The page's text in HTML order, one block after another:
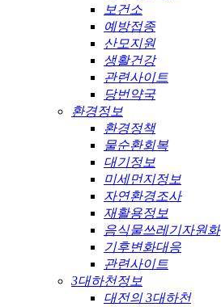
보건소
예방접종
산모지원
생활건강
관련사이트
당번약국
환경정보
환경정책
물순환회복
대기정보
미세먼지정보
자연환경조사
재활용정보
음식물쓰레기자원화
기후변화대응
관련사이트
3대하천정보
대전의 3대하천